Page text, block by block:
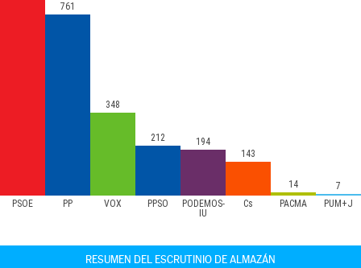
PSOE PP VOX PPSO
PODEMOS-
IU
Cs PACMA PUM+J
761
348
212
194
143
14 7
RESUMEN DEL ESCRUTINIO DE ALMAZÁN